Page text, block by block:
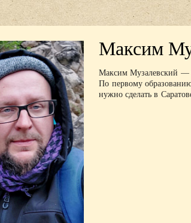
Максим
Максим Музалевский —
По первому
нужно сделать в